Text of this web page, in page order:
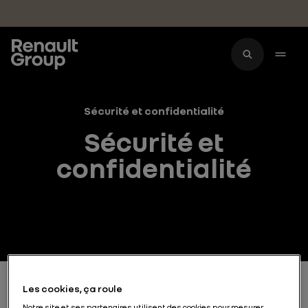
Sécurité et confidentialité
Sécurité et
confidentialité
Les cookies, ça roule